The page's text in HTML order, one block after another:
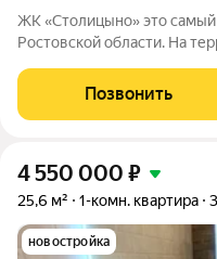
ЖК «Столицыно» это самый масштабный проект ГК ТОЧНО в
Ростовской области. На
на 600 мест, медицинский
бассейном.
Позвонить
4 550 000 ₽
25,6 м² 1-комн. квартира
новостройка